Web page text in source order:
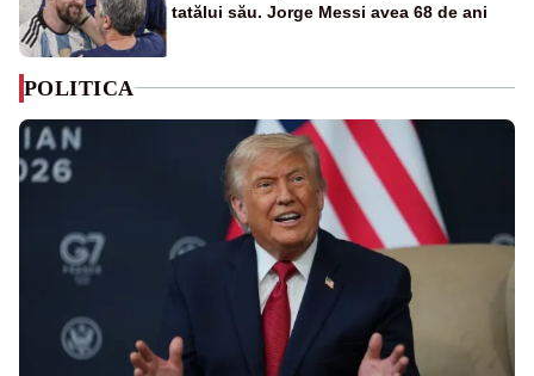
tatălui său. Jorge Messi avea 68 de ani
POLITICA